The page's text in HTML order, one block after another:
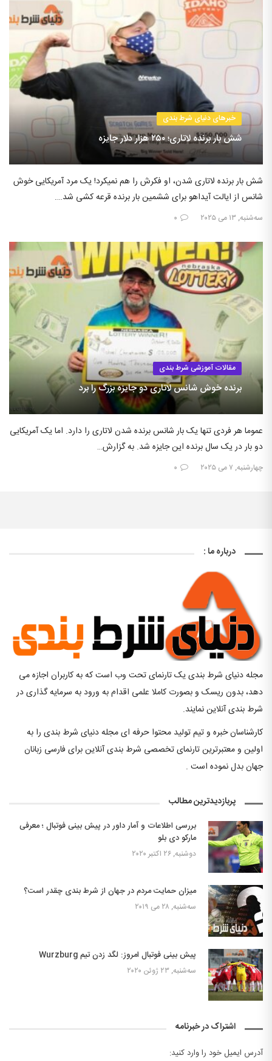
خبرهای دنیای شرط بندی
شش بار برنده لاتاری؛ ۲۵۰ هزار دلار جایزه
شش بار برنده لاتاری شدن، او فکرش را هم نمیکرد! یک مرد آمریکایی خوش
شانس از ایالت آیداهو برای ششمین بار برنده قرعه کشی شد….
سه‌شنبه, ۱۳ می ۲۰۲۵ ۰
مقالات آموزشی شرط بندی
برنده خوش شانس لاتاری دو جایزه بزرگ را برد
عموما هر فردی تنها یک بار شانس برنده شدن لاتاری را دارد. اما یک آمریکایی
دو بار در یک سال برنده این جایزه شد. به گزارش…
چهارشنبه, ۷ می ۲۰۲۵ ۰
درباره ما :
مجله دنیای شرط بندی یک تارنمای تحت وب است که به کاربران اجازه می
دهد، بدون ریسک و بصورت کاملا علمی اقدام به ورود به سرمایه گذاری در
شرط بندی آنلاین نمایند.
کارشناسان خبره و تیم تولید محتوا حرفه ای مجله دنیای شرط بندی را به
اولین و معتبرترین تارنمای تخصصی شرط بندی آنلاین برای فارسی زبانان
جهان بدل نموده است .
پربازدیدترین مطالب
بررسی اطلاعات و آمار داور در پیش بینی فوتبال ؛ معرفی
مارکو دی بلو
دوشنبه, ۲۶ اکتبر ۲۰۲۰
میزان حمایت مردم در جهان از شرط بندی چقدر است؟
سه‌شنبه, ۲۸ می ۲۰۱۹
پیش بینی فوتبال امروز: لگد زدن تیم Wurzburg
سه‌شنبه, ۲۳ ژوئن ۲۰۲۰
اشتراک در خبرنامه
آدرس ایمیل خود را وارد کنید: